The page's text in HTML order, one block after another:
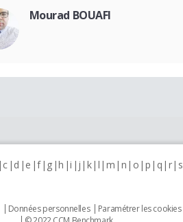
Mourad BOUAFI
c d e f g h i j k l m n o p q r s
Données personnelles Paramétrer les cookies